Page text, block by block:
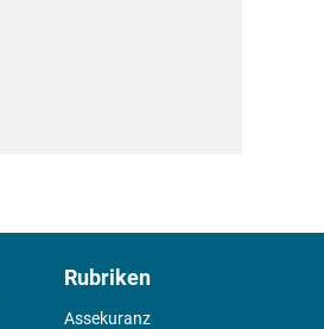
Rubriken
Assekuranz